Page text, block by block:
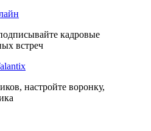
кадровые
встреч
настройте воронку,